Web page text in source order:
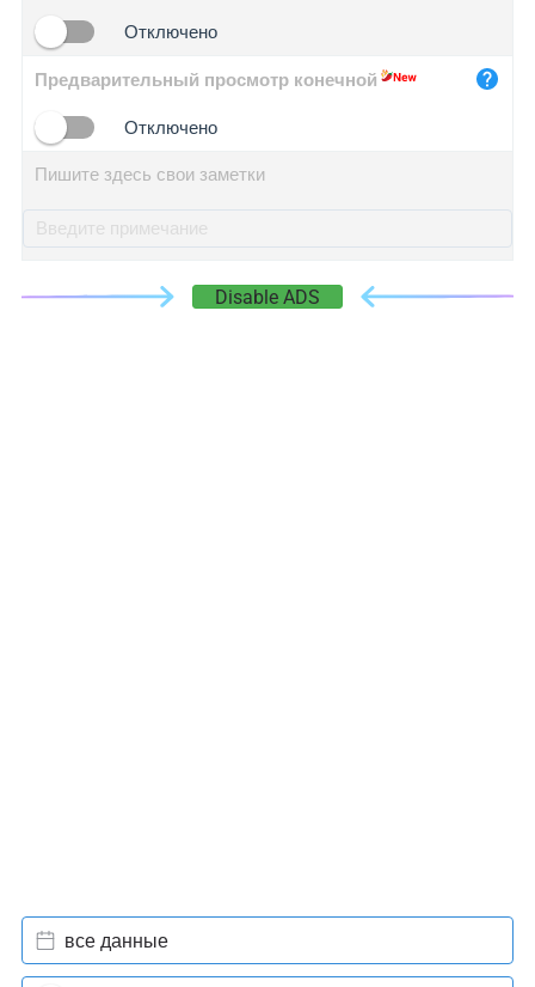
Отключено
Предварительный просмотр конечной
Отключено
Пишите здесь свои заметки
Disable ADS
все данные